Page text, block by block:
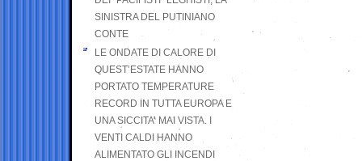
SINISTRA DEL PUTINIANO
CONTE
LE ONDATE DI CALORE DI
QUEST’ESTATE HANNO
PORTATO TEMPERATURE
RECORD IN TUTTA EUROPA E
UNA SICCITA’ MAI VISTA. I
VENTI CALDI HANNO
ALIMENTATO GLI INCENDI